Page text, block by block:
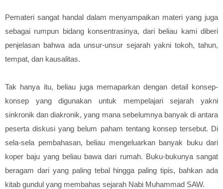
Pemateri sangat handal dalam menyampaikan materi yang juga
sebagai rumpun bidang konsentrasinya, dari beliau kami diberi
penjelasan bahwa ada unsur-unsur sejarah yakni tokoh, tahun,
tempat, dan kausalitas.
Tak hanya itu, beliau juga memaparkan dengan detail konsep-
konsep yang digunakan untuk mempelajari sejarah yakni
sinkronik dan diakronik, yang mana sebelumnya banyak di antara
peserta diskusi yang belum paham tentang konsep tersebut. Di
sela-sela pembahasan, beliau mengeluarkan banyak buku dari
koper baju yang beliau bawa dari rumah. Buku-bukunya sangat
beragam dari yang paling tebal hingga paling tipis, bahkan ada
kitab gundul yang membahas sejarah Nabi Muhammad SAW.